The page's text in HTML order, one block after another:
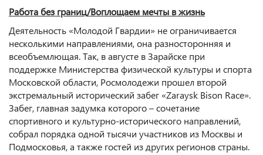
Работа без границ/Воплощаем мечты в жизнь
Деятельность «Молодой Гвардии» не ограничивается
несколькими направлениями, она разносторонняя и
всеобъемлющая. Так, в августе в Зарайске при
поддержке Министерства физической культуры и спорта
Московской области, Росмолодежи прошел второй
экстремальный исторический забег «Zaraysk Bison Race».
Забег, главная задумка которого – сочетание
спортивного и культурно-исторического направлений,
собрал порядка одной тысячи участников из Москвы и
Подмосковья, а также гостей из других регионов страны.